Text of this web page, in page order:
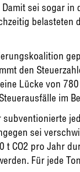
sei sogar in
belasteten
den
Lücke von
im
subventionierte
sei
t CO2 pro Jahr
Für jede